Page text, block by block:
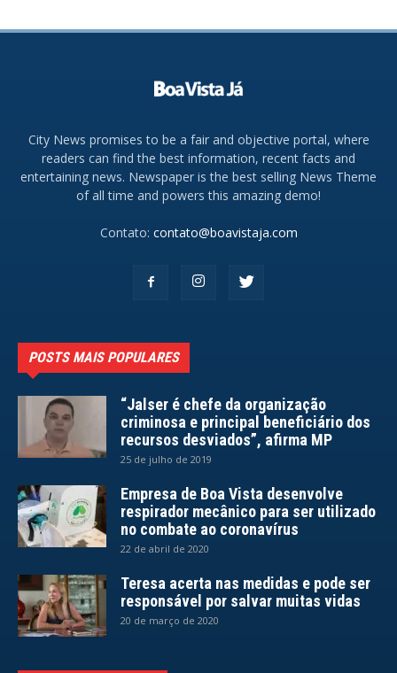
City News promises to be a fair and objective portal, where
readers can find the best information, recent facts and
entertaining news. Newspaper is the best selling News Theme
of all time and powers this amazing demo!
Contato: contato@boavistaja.com
POSTS MAIS POPULARES
“Jalser é chefe da organização
criminosa e principal beneficiário dos
recursos desviados”, afirma MP
25 de julho de 2019
Empresa de Boa Vista desenvolve
respirador mecânico para ser utilizado
no combate ao coronavírus
22 de abril de 2020
Teresa acerta nas medidas e pode ser
responsável por salvar muitas vidas
20 de março de 2020